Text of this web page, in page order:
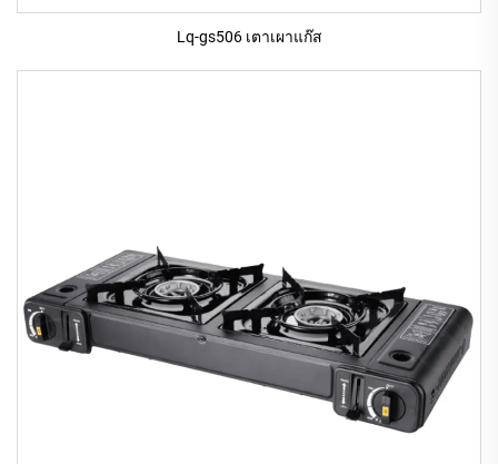
Lq-gs506 เตาเผาแก๊ส